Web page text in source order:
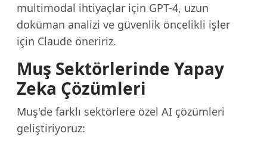
multimodal ihtiyaçlar için GPT-4, uzun
doküman analizi ve güvenlik öncelikli işler
için Claude öneririz.
Muş Sektörlerinde Yapay
Zeka Çözümleri
Muş'de farklı sektörlere özel AI çözümleri
geliştiriyoruz: